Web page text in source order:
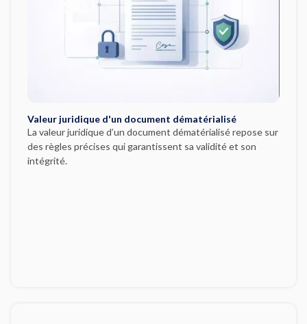
Valeur juridique d'un document dématérialisé
La valeur juridique d’un document dématérialisé repose sur
des règles précises qui garantissent sa validité et son
intégrité.